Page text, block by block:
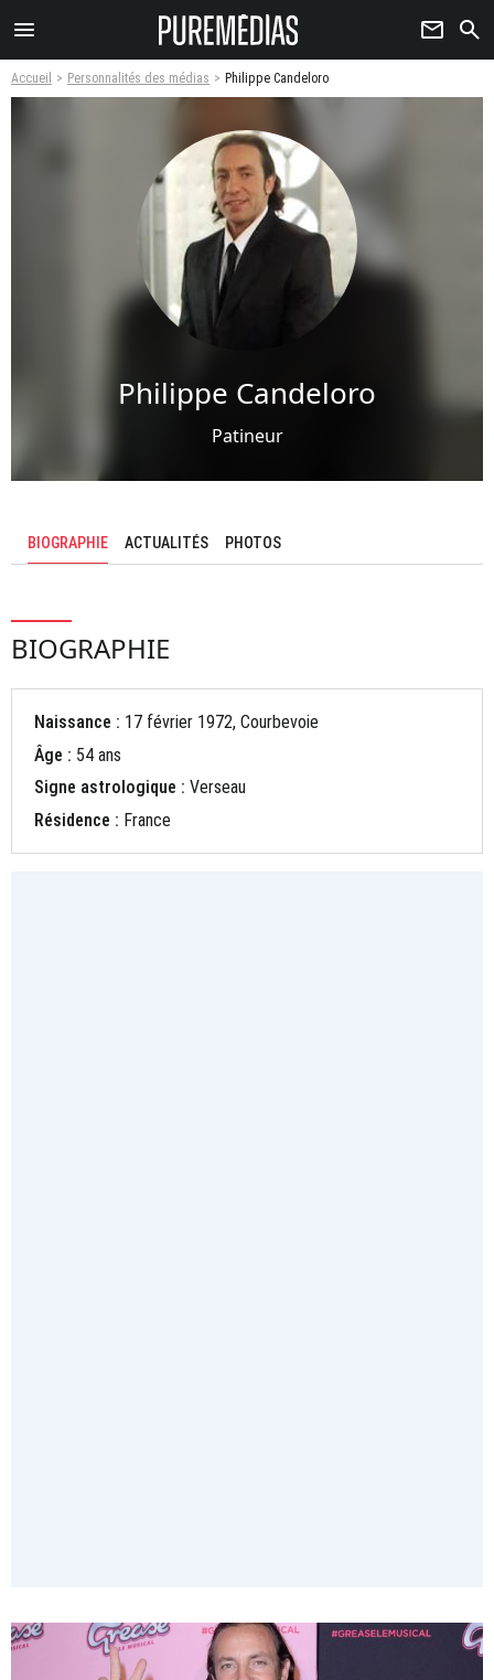
menu newsletter search
Accueil Personnalités des médias Philippe Candeloro
Philippe Candeloro
Patineur
BIOGRAPHIE ACTUALITÉS PHOTOS
BIOGRAPHIE
Naissance : 17 février 1972, Courbevoie
Âge : 54 ans
Signe astrologique :Verseau
Résidence : France